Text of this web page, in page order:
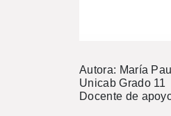
Autora: María
Unicab Grado 11
Docente de